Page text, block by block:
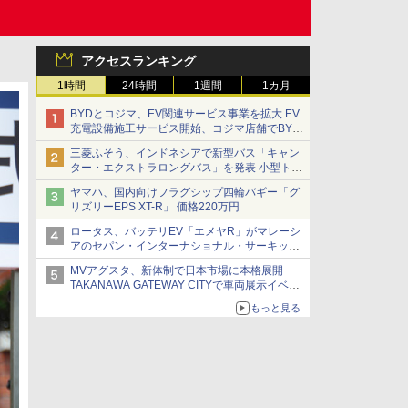
アクセスランキング
1時間 24時間 1週間 1カ月
BYDとコジマ、EV関連サービス事業を拡大 EV
充電設備施工サービス開始、コジマ店舗でBYD
車の展示・試乗イベントを強化
三菱ふそう、インドネシアで新型バス「キャン
ター・エクストラロングバス」を発表 小型トラ
ックベースの観光・旅客輸送向けバス
ヤマハ、国内向けフラグシップ四輪バギー「グ
リズリーEPS XT-R」 価格220万円
ロータス、バッテリEV「エメヤR」がマレーシ
アのセパン・インターナショナル・サーキット
のBEV最速タイムを樹立
MVアグスタ、新体制で日本市場に本格展開
TAKANAWA GATEWAY CITYで車両展示イベン
もっと見る